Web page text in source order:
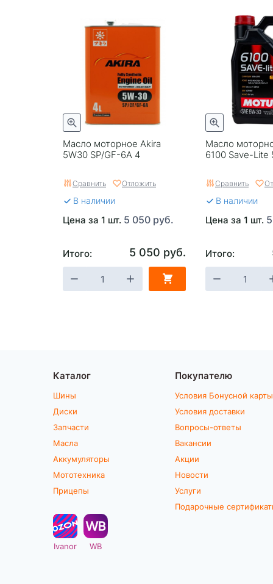
Масло моторное Akira
5W30 SP/GF-6A 4
Сравнить Отложить
В наличии
Цена за 1 шт. 5 050 руб.
Итого: 5 050 руб.
Масло
6100 Save-Lite
Сравнить
В наличии
Цена за 1 шт.
Итого:
Каталог
Шины
Диски
Запчасти
Масла
Аккумуляторы
Мототехника
Прицепы
Ivanor WB
Покупателю
Условия Бонусной карты
Условия доставки
Вопросы-ответы
Вакансии
Акции
Новости
Услуги
Подарочные